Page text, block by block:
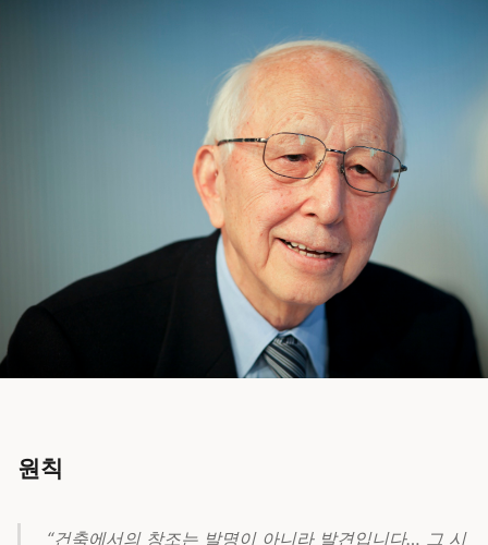
원칙
“건축에서의 창조는 발명이 아니라 발견입니다… 그 시